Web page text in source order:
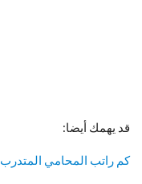
قد يهمك أيضا:
كم راتب المحامي المتدرب